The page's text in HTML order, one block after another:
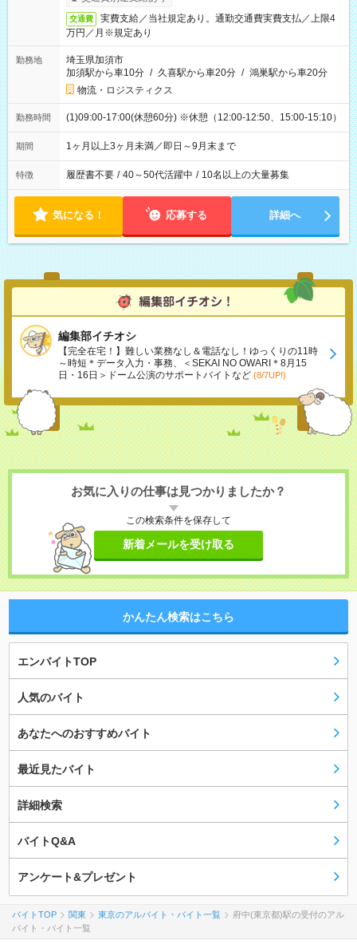
交通費
実費支給／当社規定あり。通勤交通費実費支払／上限4
万円／月※規定あり
勤務地
埼玉県加須市
加須駅から車10分 / 久喜駅から車20分 / 鴻巣駅から車20分
物流・ロジスティクス
勤務時間 (1)09:00-17:00(休憩60分) ※休憩（12:00-12:50、15:00-15:10）
期間 1ヶ月以上3ヶ月未満／即日～9月末まで
特徴 履歴書不要 / 40～50代活躍中 / 10名以上の大量募集
気になる！ 応募する 詳細へ
編集部イチオシ
【完全在宅！】難しい業務なし＆電話なし！ゆっくりの11時
～時短＊データ入力・事務、＜SEKAI NO OWARI＊8月15
日・16日＞ドーム公演のサポートバイトなど (8/7UP!)
お気に入りの仕事は見つかりましたか？
この検索条件を保存して
新着メールを受け取る
かんたん検索はこちら
エンバイトTOP
人気のバイト
あなたへのおすすめバイト
最近見たバイト
詳細検索
バイトQ&A
アンケート&プレゼント
バイトTOP 関東 東京のアルバイト・バイト一覧
府中(東京都)駅の受付のアル
バイト・バイト一覧